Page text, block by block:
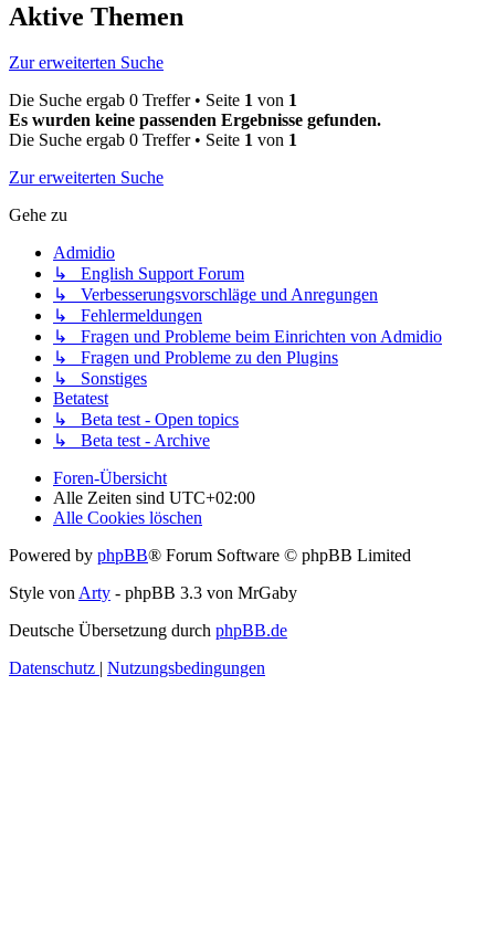
Aktive Themen
Zur erweiterten Suche
Die Suche ergab 0 Treffer • Seite 1 von 1
Es wurden keine passenden Ergebnisse gefunden.
Die Suche ergab 0 Treffer • Seite 1 von 1
Zur erweiterten Suche
Gehe zu
Admidio
↳ English Support Forum
↳ Verbesserungsvorschläge und Anregungen
↳ Fehlermeldungen
↳ Fragen und Probleme beim Einrichten von Admidio
↳ Fragen und Probleme zu den Plugins
↳ Sonstiges
Betatest
↳ Beta test - Open topics
↳ Beta test - Archive
Foren-Übersicht
Alle Zeiten sind UTC+02:00
Alle Cookies löschen
Powered by phpBB® Forum Software © phpBB Limited
Style vonArty - phpBB 3.3 von MrGaby
Deutsche Übersetzung durch phpBB.de
Datenschutz | Nutzungsbedingungen